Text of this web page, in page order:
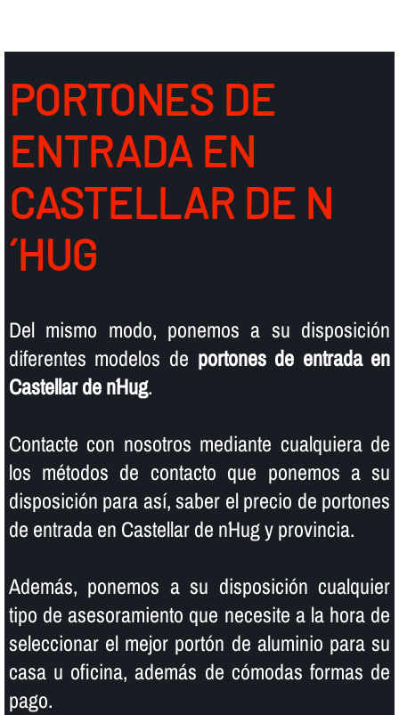
PORTONES DE
ENTRADA EN
CASTELLAR DE N
´HUG
Del mismo modo, ponemos a su disposición
diferentes modelos de portones de entrada en
Castellar de n´Hug.
Contacte con nosotros mediante cualquiera de
los métodos de contacto que ponemos a su
disposición para así­, saber el precio de portones
de entrada en Castellar de n´Hug y provincia.
Además, ponemos a su disposición cualquier
tipo de asesoramiento que necesite a la hora de
seleccionar el mejor portón de aluminio para su
casa u oficina, además de cómodas formas de
pago.